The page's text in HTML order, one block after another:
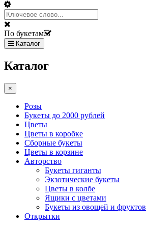
По букетам
Каталог
Каталог
×
Розы
Букеты до 2000 рублей
Цветы
Цветы в коробке
Сборные букеты
Цветы в корзине
Авторство
Букеты гиганты
Экзотические букеты
Цветы в колбе
Ящики с цветами
Букеты из овощей и фруктов
Открытки